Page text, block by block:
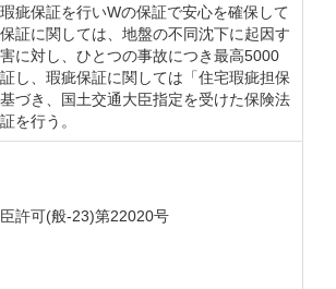
疵保証を行いWの保証で安心を確保して
証に関しては、地盤の不同沈下に起因す
に対し、ひとつの事故につき最高5000
し、瑕疵保証に関しては「住宅瑕疵担保
づき、国土交通大臣指定を受けた保険法
を行う。
許可(般-23)第22020号